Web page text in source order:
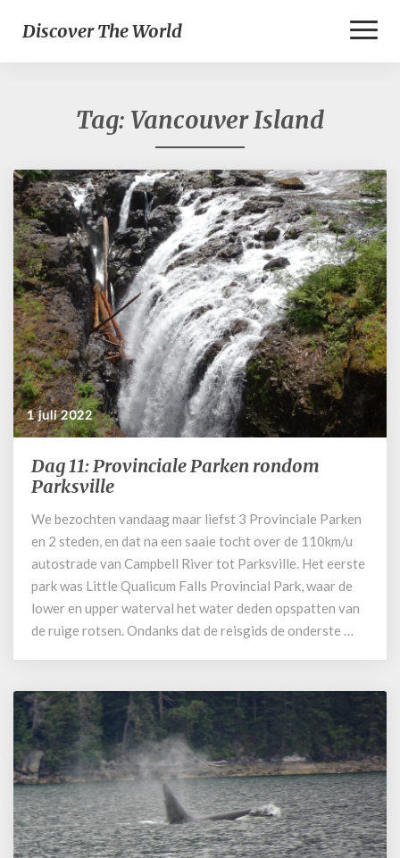
Discover The World
Tag: Vancouver Island
1 juli 2022
Dag
11:
Parken
rondom
Parksville
Dag 11: Provinciale Parken rondom
Parksville
We bezochten vandaag maar liefst 3 Provinciale Parken
en 2 steden, en dat na een saaie tocht over de 110km/u
autostrade van Campbell River tot Parksville. Het eerste
park was Little Qualicum Falls Provincial Park, waar de
lower en upper waterval het water deden opspatten van
de ruige rotsen. Ondanks dat de reisgids de onderste …